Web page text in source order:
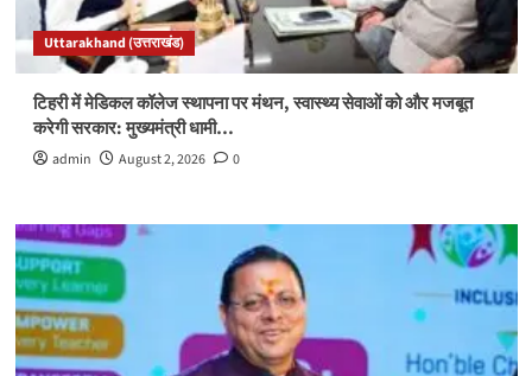
Uttarakhand (उत्तराखंड)
टिहरी में मेडिकल कॉलेज स्थापना पर मंथन, स्वास्थ्य सेवाओं को और मजबूत
करेगी सरकार: मुख्यमंत्री धामी…
admin August 2, 2026 0